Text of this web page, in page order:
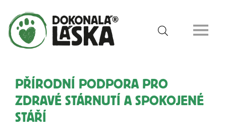
PŘÍRODNÍ PODPORA PRO
ZDRAVÉ STÁRNUTÍ A SPOKOJENÉ
STÁŘÍ